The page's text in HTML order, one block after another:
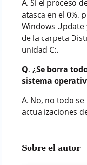
A. Si el proceso
atasca en el 0%,
Windows
de la carpeta
unidad C:.
Q. ¿Se borra
sistema
A. No, no todo
actualizaciones
Sobre el autor